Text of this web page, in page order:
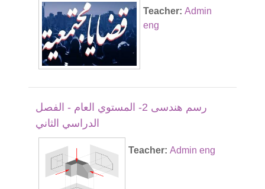
Teacher: Admin
eng
رسم هندسى 2- المستوي العام - الفصل
الدراسي الثاني
Teacher: Admin eng